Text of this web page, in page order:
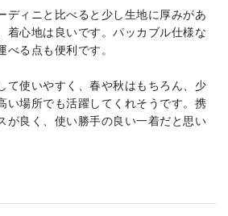
ディニと比べると少し生地に厚みがあ
着心地は良いです。パッカブル仕様な
る点も便利です。
て使いやすく、春や秋はもちろん、少
い場所でも活躍してくれそうです。携
が良く、使い勝手の良い一着だと思い